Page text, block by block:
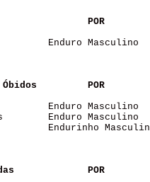
POR
Enduro Masculino
de Óbidos
POR
Enduro Masculino
Enduro Masculino
POR